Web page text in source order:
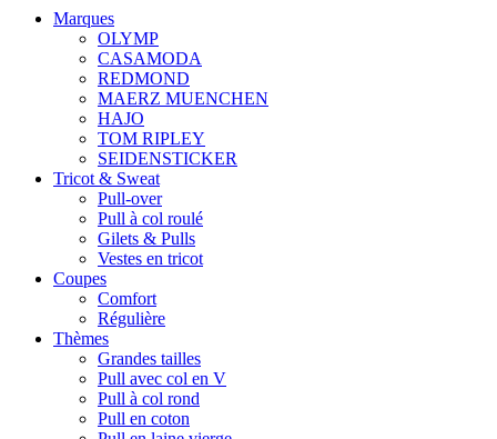
Marques
OLYMP
CASAMODA
REDMOND
MAERZ MUENCHEN
HAJO
TOM RIPLEY
SEIDENSTICKER
Tricot & Sweat
Pull-over
Pull à col roulé
Gilets & Pulls
Vestes en tricot
Coupes
Comfort
Régulière
Thèmes
Grandes tailles
Pull avec col en V
Pull à col rond
Pull en coton